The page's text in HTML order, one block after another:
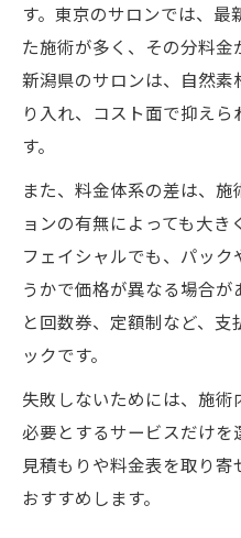
す。東京のサロンでは、
た施術が多く、その分料金
新潟県のサロンは、自然
り入れ、コスト面で抑え
す。
また、料金体系の差は、
ョンの有無によっても大き
フェイシャルでも、パッ
うかで価格が異なる場合
と回数券、定額制など、
ックです。
失敗しないためには、施
必要とするサービスだけを
見積もりや料金表を取り
おすすめします。